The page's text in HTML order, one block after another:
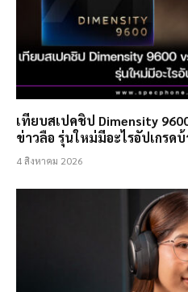
เทียบสเปคชิป Dimensity
ข่าวลือ รุ่นใหม่มีอะไรอัปเกรดบ้
4 สิงหาคม 2026